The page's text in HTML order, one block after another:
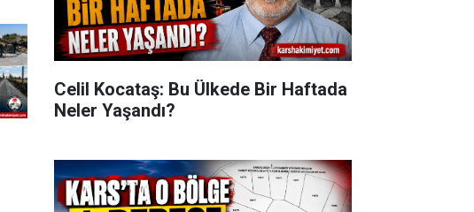
Celil Kocataş: Bu Ülkede Bir Haftada
Neler Yaşandı?